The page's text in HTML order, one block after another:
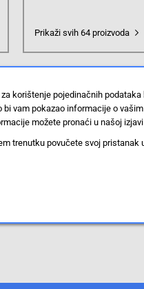
Prikaži svih 64 proizvoda
korištenje pojedinačnih
vam pokazao informacije o
možete pronaći u našoj
trenutku povučete svoj pristanak